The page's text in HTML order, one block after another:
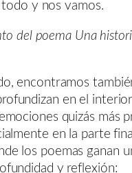
todo y nos vamos.
del poema Una
encontramos
en el
quizás más
en la parte
los poemas ganan
y reflexión: